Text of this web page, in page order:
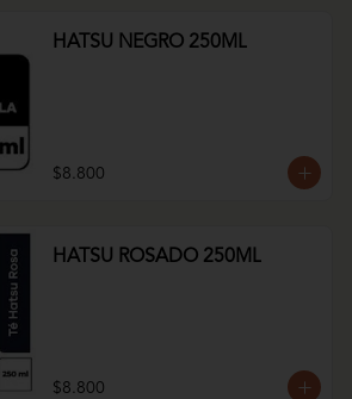
HATSU NEGRO 250ML
$8.800
HATSU ROSADO 250ML
$8.800